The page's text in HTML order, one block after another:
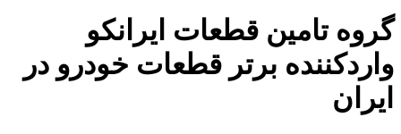
گروه تامین قطعات ایرانکو
واردکننده برتر قطعات خودرو در
ایران